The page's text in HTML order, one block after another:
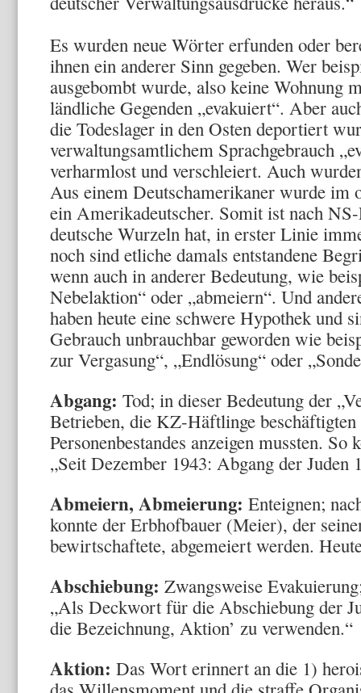
Es wurden neue Wörter erfunden oder
ihnen ein anderer Sinn gegeben. Wer
ausgebombt wurde, also keine Wohnung
ländliche Gegenden „evakuiert“. Aber
die Todeslager in den Osten deportiert
verwaltungsamtlichem Sprachgebrauch
verharmlost und verschleiert. Auch
Aus einem Deutschamerikaner wurde im
ein Amerikadeutscher. Somit ist nach
deutsche Wurzeln hat, in erster Linie
noch sind etliche damals entstandene
wenn auch in anderer Bedeutung, wie
Nebelaktion“ oder „abmeiern“. Und
haben heute eine schwere Hypothek und
Gebrauch unbrauchbar geworden wie
zur Vergasung“, „Endlösung“ oder
Abgang: Tod; in dieser Bedeutung der
Betrieben, die KZ-Häftlinge
Personenbestandes anzeigen mussten.
„Seit Dezember 1943: Abgang der Juden
Abmeiern, Abmeierung: Enteignen;
konnte der Erbhofbauer (Meier), der
bewirtschaftete, abgemeiert werden.
Abschiebung: Zwangsweise
„Als Deckwort für die Abschiebung der
die Bezeichnung, Aktion’ zu verwenden.“
Aktion: Das Wort erinnert an die 1)